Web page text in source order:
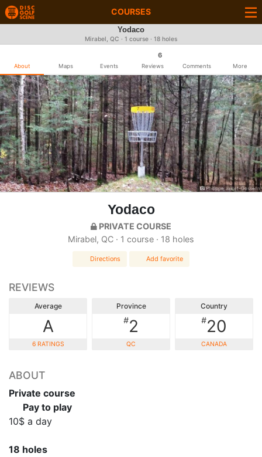
COURSES
Yodaco
Mirabel, QC · 1 course · 18 holes
About Maps Events
6
Reviews Comments More
Philippe Jaillet-Gosselin
Yodaco
PRIVATE COURSE
Mirabel, QC · 1 course · 18 holes
Directions Add favorite
REVIEWS
Average
A
6 RATINGS
Province
#2
QC
Country
#20
CANADA
ABOUT
Private course
Pay to play
10$ a day
18 holes